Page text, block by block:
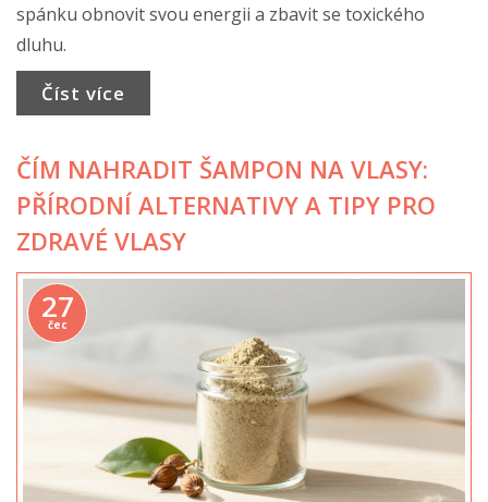
spánku obnovit svou energii a zbavit se toxického
dluhu.
Číst více
ČÍM NAHRADIT ŠAMPON NA VLASY:
PŘÍRODNÍ ALTERNATIVY A TIPY PRO
ZDRAVÉ VLASY
27
čec